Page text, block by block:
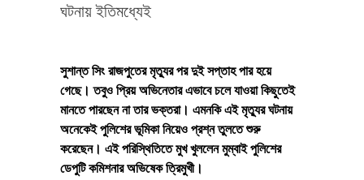
ঘটনায় ইতিমধ্যেই
সুশান্ত সিং রাজপুতের মৃত্যুর পর দুই সপ্তাহ পার হয়ে
গেছে। তবুও প্রিয় অভিনেতার এভাবে চলে যাওয়া কিছুতেই
মানতে পারছেন না তার ভক্তরা। এমনকি এই মৃত্যুর ঘটনায়
অনেকেই পুলিশের ভূমিকা নিয়েও প্রশ্ন তুলতে শুরু
করেছেন। এই পরিস্থিতিতে মুখ খুললেন মুম্বাই পুলিশের
ডেপুটি কমিশনার অভিষেক ত্রিমুখী।